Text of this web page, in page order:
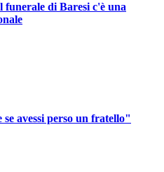
funerale di Baresi c'è una
avessi perso un fratello"